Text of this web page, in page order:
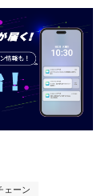
ェーン